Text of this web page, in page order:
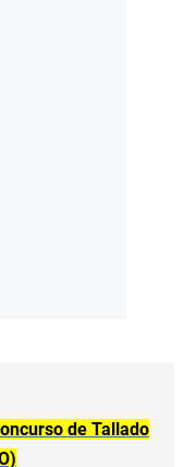
de Tallado